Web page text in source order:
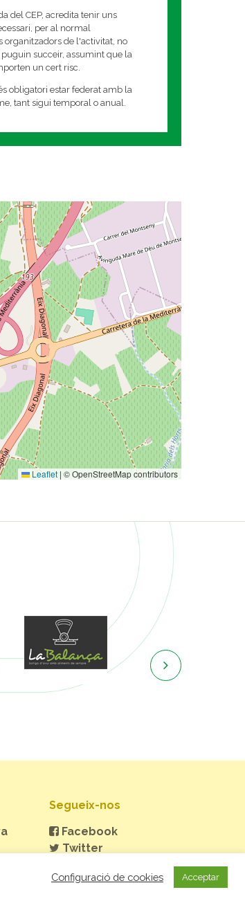
del CEP, acredita tenir uns
per al normal
organitzadors de l'activitat, no
succeir, assumint que la
un cert risc.
obligatori estar federat amb la
tant sigui temporal o anual.
Leaflet | © OpenStreetMap contributors

Segueix-nos
Facebook
Twitter
Configuració de cookies Acceptar